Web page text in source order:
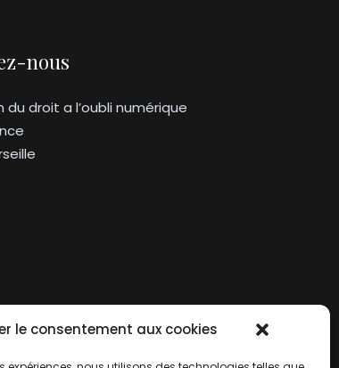
le consentement aux cookies
nous
du droit a l’oubli numérique